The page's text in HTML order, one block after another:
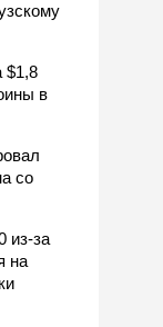
$1,8
в
со
из-за
на